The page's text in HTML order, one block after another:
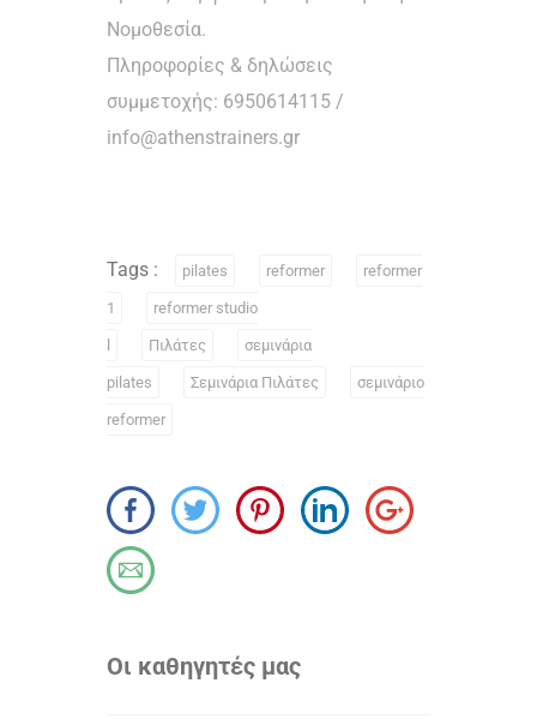
Νομοθεσία.
Πληροφορίες & δηλώσεις
συμμετοχής: 6950614115 /
info@athenstrainers.gr
Tags : pilates reformer reformer
1 reformer studio
Πιλάτες σεμινάρια
pilates Σεμινάρια Πιλάτες σεμινάριο
reformer
Οι καθηγητές μας